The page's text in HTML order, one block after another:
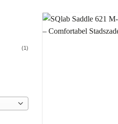
(1)